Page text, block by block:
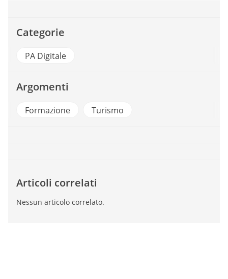
Categorie
PA Digitale
Argomenti
Formazione Turismo
Articoli correlati
Nessun articolo correlato.